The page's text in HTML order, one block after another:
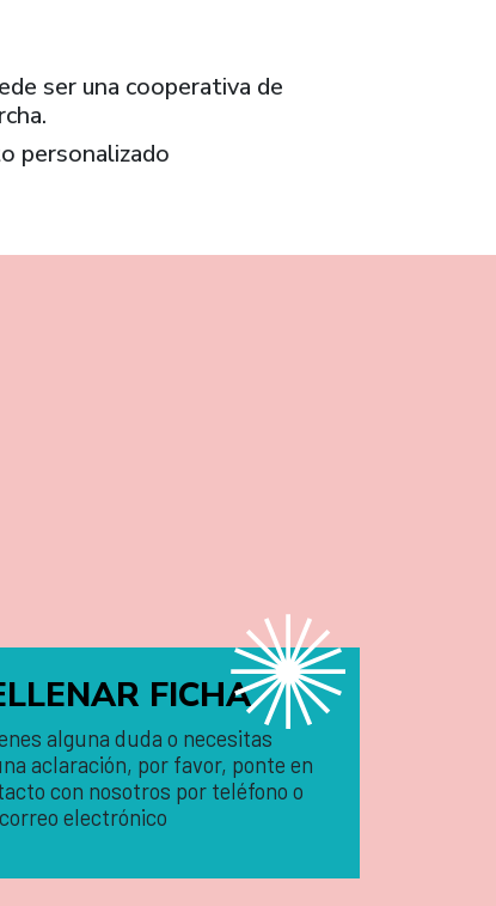
ser una cooperativa de
personalizado
FICHA
alguna duda o necesitas
aclaración, por favor, ponte en
con nosotros por teléfono o
electrónico